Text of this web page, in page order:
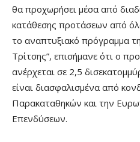
θα προχωρήσει μέσα από
κατάθεσης προτάσεων από
το αναπτυξιακό πρόγραμμα
Τρίτσης”, επισήμανε ότι o
ανέρχεται σε 2,5
είναι διασφαλισμένα από
Παρακαταθηκών και την
Επενδύσεων.